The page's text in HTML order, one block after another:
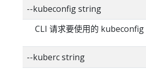
--kubeconfig string
CLI 请求要使用的 kubeconfig
--kuberc string